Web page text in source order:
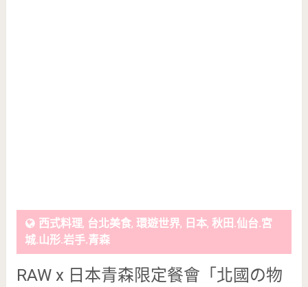
西式料理, 台北美食, 環遊世界, 日本, 秋田.仙台.宮
城.山形.岩手.青森
RAW x 日本青森限定餐會「北國の物